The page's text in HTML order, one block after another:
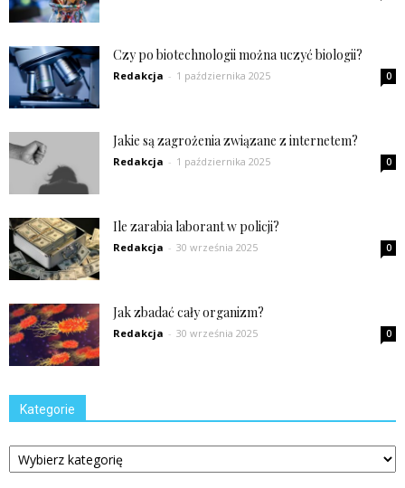
Czy po biotechnologii można uczyć biologii?
Redakcja - 1 października 2025 0
Jakie są zagrożenia związane z internetem?
Redakcja - 1 października 2025 0
Ile zarabia laborant w policji?
Redakcja - 30 września 2025 0
Jak zbadać cały organizm?
Redakcja - 30 września 2025 0
Kategorie
Kategorie